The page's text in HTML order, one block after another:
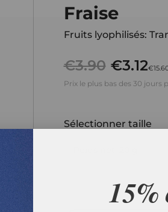
Fraise
Fruits lyophilisés:
€3.12
€3.90
Prix le plus bas des 30 jours
Sélectionner taille